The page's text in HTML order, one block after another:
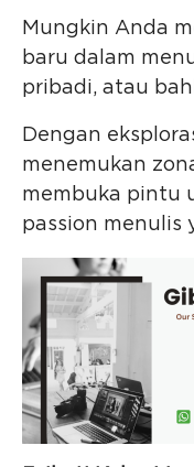
Mungkin Anda
baru dalam
pribadi, atau
Dengan
menemukan
membuka pintu
passion menulis